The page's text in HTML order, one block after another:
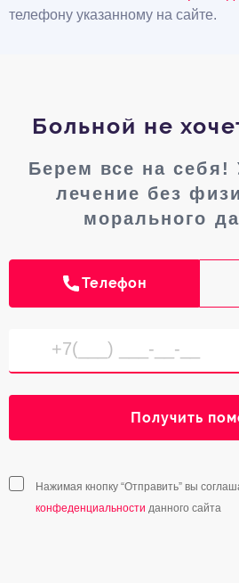
телефону указанному на сайте.
Больной не
Берем все на себя!
лечение без
морального
Телефон
Получить
Нажимая кнопку “Отправить” вы
конфеденциальности данного сайта